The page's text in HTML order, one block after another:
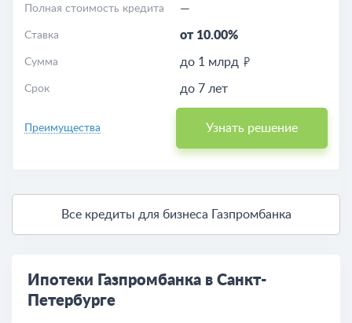
Полная стоимость кредита —
Ставка от 10.00%
Сумма до 1 млрд
Срок до 7 лет
Преимущества Узнать решение
Все кредиты для бизнеса Газпромбанка
Ипотеки Газпромбанка в Санкт-
Петербурге